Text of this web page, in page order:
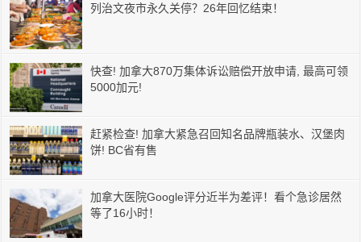
列治文夜市永久关停？26年回忆结束！
快查! 加拿大870万集体诉讼赔偿开放申请, 最高可领
5000加元!
赶紧检查! 加拿大紧急召回知名品牌瓶装水、汉堡肉
饼! BC省有售
加拿大医院Google评分近半为差评！看个急诊居然
等了16小时！